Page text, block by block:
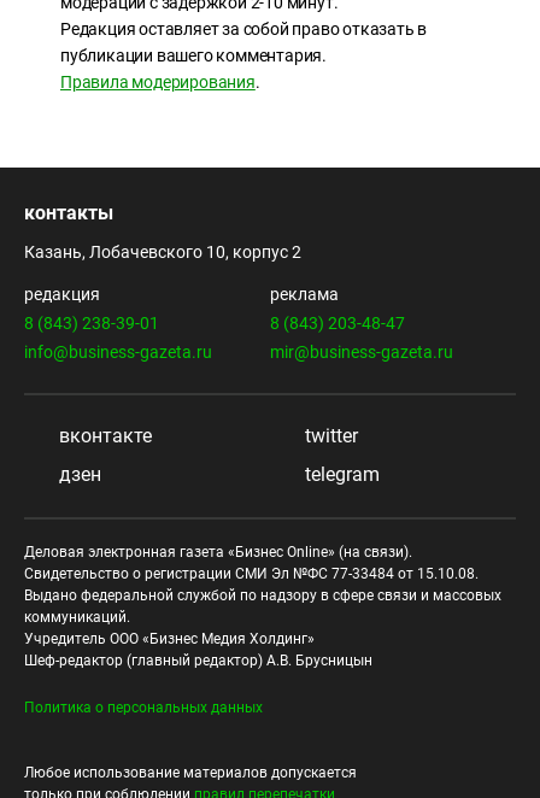
Редакция оставляет за собой право отказать в
публикации вашего комментария.
Правила модерирования.
контакты
Казань, Лобачевского 10, корпус 2
редакция
8 (843) 238-39-01
info@business-gazeta.ru
реклама
8 (843) 203-48-47
mir@business-gazeta.ru
вконтакте
twitter
дзен
telegram
Деловая электронная газета «Бизнес Online» (на связи).
Свидетельство о регистрации СМИ Эл №ФС 77-33484 от 15.10.08.
Выдано федеральной службой по надзору в сфере связи и массовых
коммуникаций.
Учредитель ООО «Бизнес Медия Холдинг»
Шеф-редактор (главный редактор) А.В. Брусницын
Политика о персональных данных
Любое использование материалов допускается